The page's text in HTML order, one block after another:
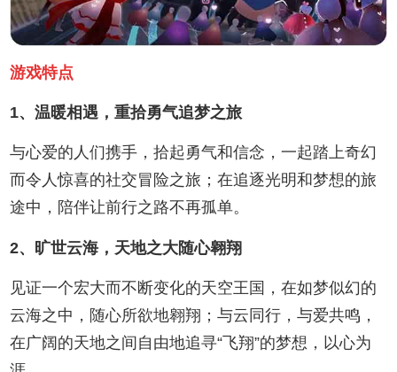
游戏特点
1、温暖相遇，重拾勇气追梦之旅
与心爱的人们携手，拾起勇气和信念，一起踏上奇幻
而令人惊喜的社交冒险之旅；在追逐光明和梦想的旅
途中，陪伴让前行之路不再孤单。
2、旷世云海，天地之大随心翱翔
见证一个宏大而不断变化的天空王国，在如梦似幻的
云海之中，随心所欲地翱翔；与云同行，与爱共鸣，
在广阔的天地之间自由地追寻“飞翔”的梦想，以心为